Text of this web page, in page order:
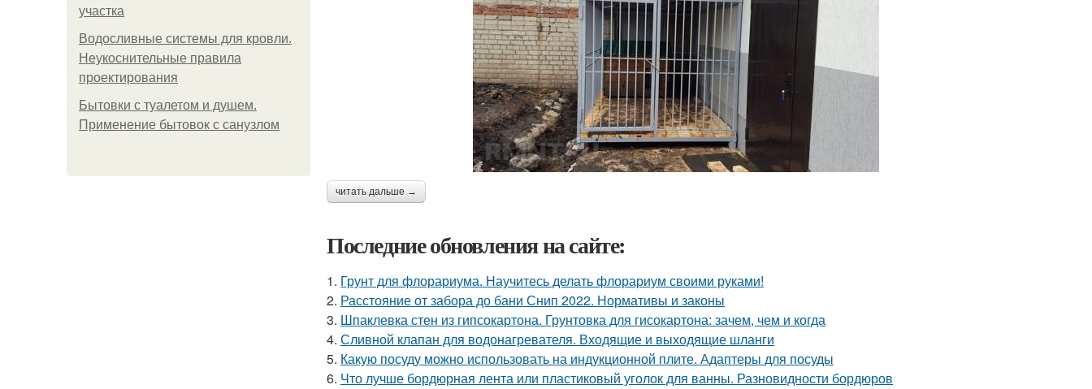
участка
Водосливные системы для кровли.
Неукоснительные правила
проектирования
Бытовки с туалетом и душем.
Применение бытовок с санузлом
читать дальше →
Последние обновления на сайте:
1. Грунт для флорариума. Научитесь делать флорариум своими руками!
2. Расстояние от забора до бани Снип 2022. Нормативы и законы
3. Шпаклевка стен из гипсокартона. Грунтовка для гисокартона: зачем, чем и когда
4. Сливной клапан для водонагревателя. Входящие и выходящие шланги
5. Какую посуду можно использовать на индукционной плите. Адаптеры для посуды
6. Что лучше бордюрная лента или пластиковый уголок для ванны. Разновидности бордюров